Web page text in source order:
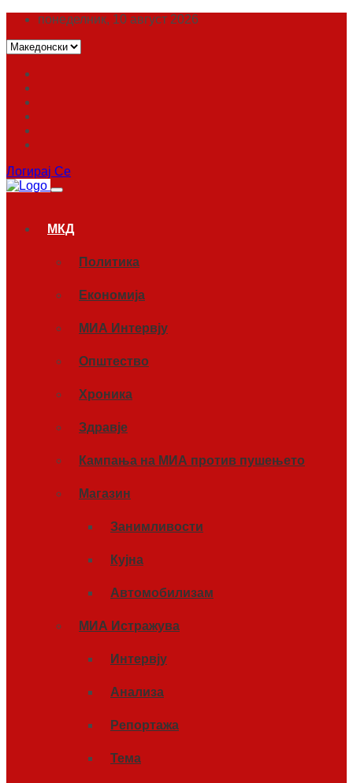
понеделник, 10 август 2026
Логирај Се
МКД
Политика
Економија
МИА Интервју
Општество
Хроника
Здравје
Кампања на МИА против пушењето
Магазин
Занимливости
Кујна
Автомобилизам
МИА Истражува
Интервју
Анализа
Репортажа
Тема